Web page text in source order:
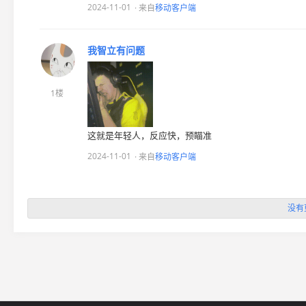
2024-11-01 · 来自移动客户端
1楼
我智立有问题
这就是年轻人，反应快，预瞄准
2024-11-01 · 来自移动客户端
没有